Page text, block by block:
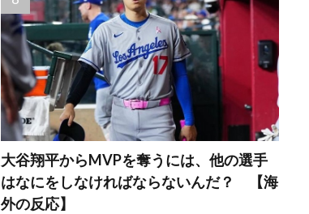
大谷翔平からMVPを奪うには、他の選手
はなにをしなければならないんだ？ 【海
外の反応】